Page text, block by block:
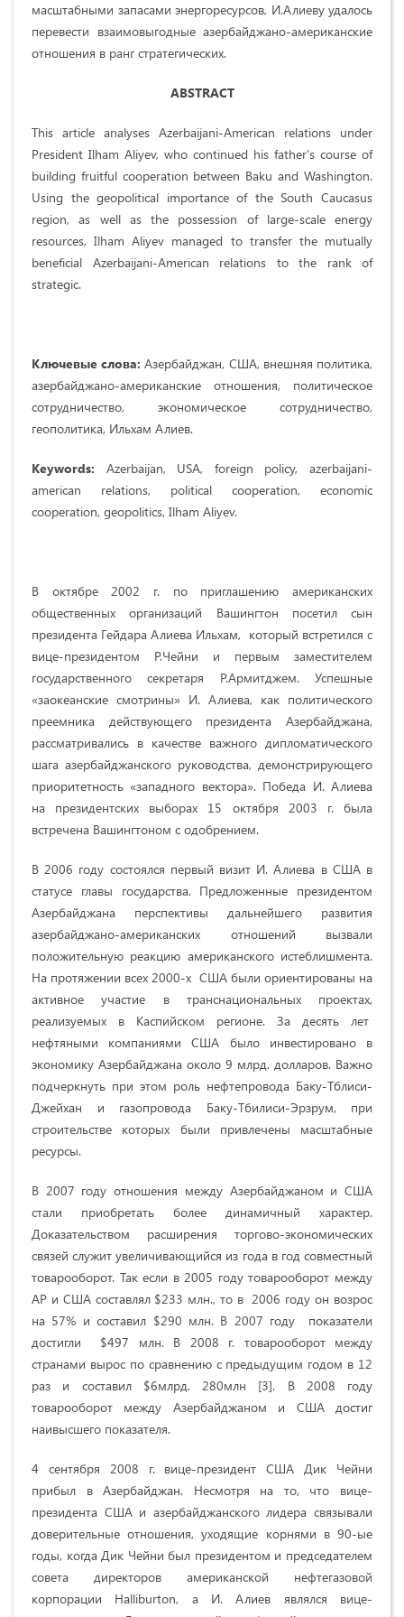
масштабными запасами энергоресурсов, И.Алиеву удалось
перевести взаимовыгодные азербайджано-американские
отношения в ранг стратегических.
ABSTRACT
This article analyses Azerbaijani-American relations under
President Ilham Aliyev, who continued his father's course of
building fruitful cooperation between Baku and Washington.
Using the geopolitical importance of the South Caucasus
region, as well as the possession of large-scale energy
resources, Ilham Aliyev managed to transfer the mutually
beneficial Azerbaijani-American relations to the rank of
strategic.
Ключевые слова: Азербайджан, США, внешняя политика,
азербайджано-американские отношения, политическое
сотрудничество, экономическое сотрудничество,
геополитика, Ильхам Алиев.
Keywords: Azerbaijan, USA, foreign policy, azerbaijani-
american relations, political cooperation, economic
cooperation, geopolitics, Ilham Aliyev.
В октябре 2002 г. по приглашению американских
общественных организаций Вашингтон посетил сын
президента Гейдара Алиева Ильхам, который встретился с
вице-президентом Р.Чейни и первым заместителем
государственного секретаря Р.Армитджем. Успешные
«заокеанские смотрины» И. Алиева, как политического
преемника действующего президента Азербайджана,
рассматривались в качестве важного дипломатического
шага азербайджанского руководства, демонстрирующего
приоритетность «западного вектора». Победа И. Алиева
на президентских выборах 15 октября 2003 г. была
встречена Вашингтоном с одобрением.
В 2006 году состоялся первый визит И. Алиева в США в
статусе главы государства. Предложенные президентом
Азербайджана перспективы дальнейшего развития
азербайджано-американских отношений вызвали
положительную реакцию американского истеблишмента.
На протяжении всех 2000-х США были ориентированы на
активное участие в транснациональных проектах,
реализуемых в Каспийском регионе. За десять лет
нефтяными компаниями США было инвестировано в
экономику Азербайджана около 9 млрд. долларов. Важно
подчеркнуть при этом роль нефтепровода Баку-Тблиси-
Джейхан и газопровода Баку-Тбилиси-Эрзрум, при
строительстве которых были привлечены масштабные
ресурсы.
В 2007 году отношения между Азербайджаном и США
стали приобретать более динамичный характер.
Доказательством расширения торгово-экономических
связей служит увеличивающийся из года в год совместный
товарооборот. Так если в 2005 году товарооборот между
АР и США составлял $233 млн., то в 2006 году он возрос
на 57% и составил $290 млн. В 2007 году показатели
достигли $497 млн. В 2008 г. товарооборот между
странами вырос по сравнению с предыдущим годом в 12
раз и составил $6млрд. 280млн [3]. В 2008 году
товарооборот между Азербайджаном и США достиг
наивысшего показателя.
4 сентября 2008 г. вице-президент США Дик Чейни
прибыл в Азербайджан. Несмотря на то, что вице-
президента США и азербайджанского лидера связывали
доверительные отношения, уходящие корнями в 90-ые
годы, когда Дик Чейни был президентом и председателем
совета директоров американской нефтегазовой
корпорации Halliburton, а И. Алиев являлся вице-